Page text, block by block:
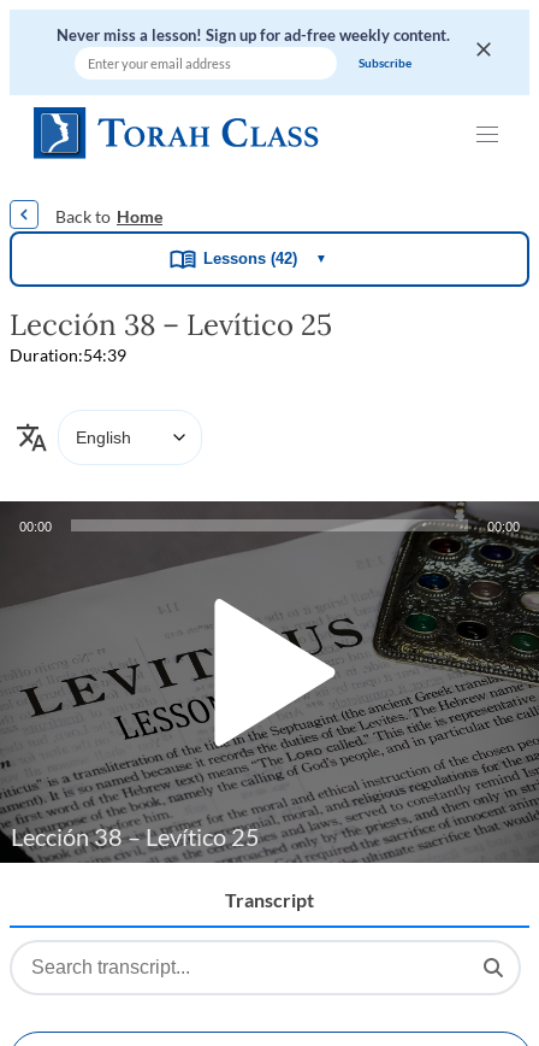
Never miss a lesson! Sign up for ad-free weekly content.
Home
Lessons (42) ▼
Lección 38 – Levítico 25
Duration:54:39
00:00 00:00
Lección 38 – Levítico 25
Transcript